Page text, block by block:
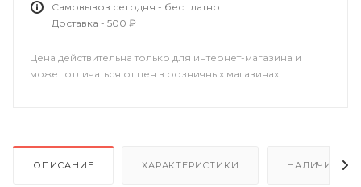
Самовывоз сегодня - бесплатно
Доставка - 500 ₽
Цена действительна только для интернет-магазина и
может отличаться от цен в розничных магазинах
ОПИСАНИЕ ХАРАКТЕРИСТИКИ НАЛИЧИЕ В